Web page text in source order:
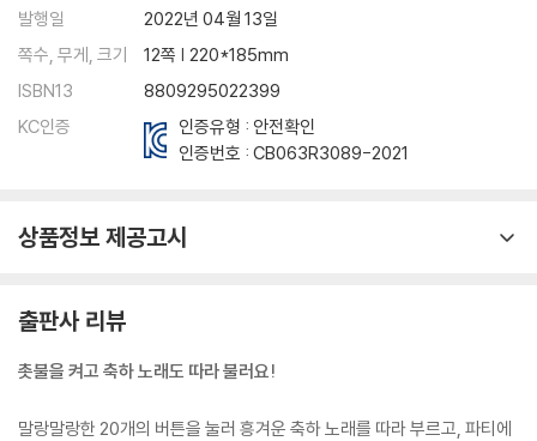
발행일
2022년 04월 13일
쪽수, 무게, 크기
12쪽 | 220*185mm
ISBN13
8809295022399
KC인증
인증유형 : 안전확인
인증번호 :CB063R3089-2021
상품정보 제공고시
출판사 리뷰
촛불을 켜고 축하 노래도 따라 불러요!
말랑말랑한 20개의 버튼을 눌러 흥겨운 축하 노래를 따라 부르고, 파티에